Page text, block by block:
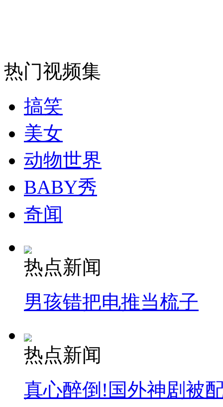
实拍:男子"闯"课堂向老师勇猛表白
山西运城恶犬咬伤多人 警民合力深夜将其击毙
女孩北京地铁殴打老人 痛下狠手拳打脚踢
无痛分娩是否安全 医生回应
外交部：反对强权政治霸凌主义
外交部：有关国家言论片面不公正
安徽一实载49人客车翻车
走！跟着总书记去植树
消防员救轻生者 花炮节热闹非凡 减压"枕头大战"
热门视频集
搞笑
美女
动物世界
BABY秀
奇闻
热点新闻
男孩错把电推当梳子
热点新闻
真心醉倒!国外神剧被